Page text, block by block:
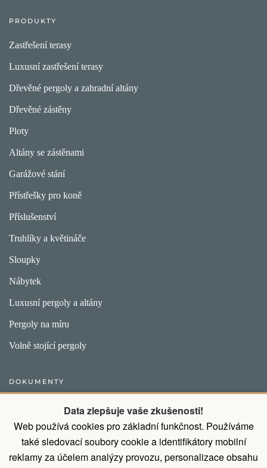
Data zlepšuje vaše zkušenosti!
Web používá cookies pro základní funkčnost. Používáme
také sledovací soubory cookie a identifikátory mobilní
reklamy za účelem analýzy provozu, personalizace obsahu
PRODUKTY
Zastřešení terasy
Luxusní zastřešení terasy
Dřevěné pergoly a zahradní altány
Dřevěné zástěny
Ploty
Altány se zástěnami
Garážové stání
Přístřešky pro koně
Příslušenství
Truhlíky a květináče
Sloupky
Nábytek
Luxusní pergoly a altány
Pergoly na míru
Volně stojící pergoly
DOKUMENTY
Obecný postup pro vytvoření objednávky
Přirozené vlastnosti dřeva
Všeobecné obchodní podmínky a podmínky ochrany osobních
údajů